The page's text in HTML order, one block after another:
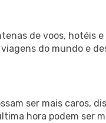
de voos, hotéis
do mundo e
ser mais caros,
hora podem ser